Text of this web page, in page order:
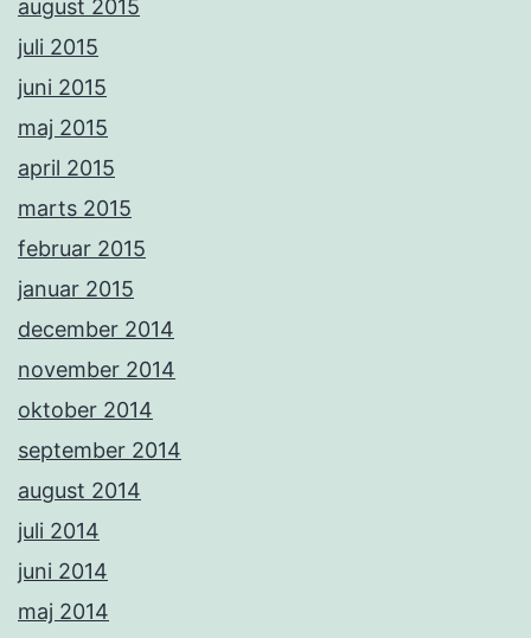
august 2015
juli 2015
juni 2015
maj 2015
april 2015
marts 2015
februar 2015
januar 2015
december 2014
november 2014
oktober 2014
september 2014
august 2014
juli 2014
juni 2014
maj 2014